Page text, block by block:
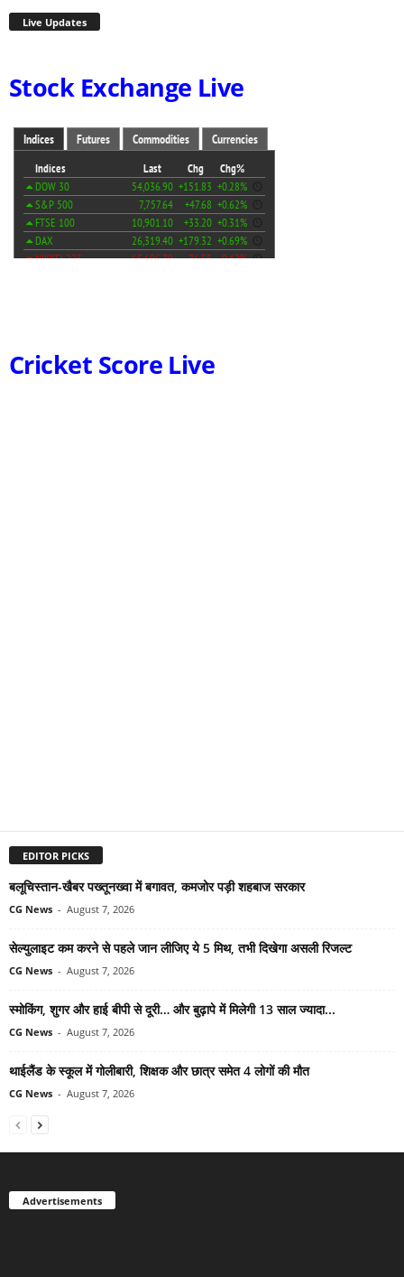
Live Updates
Stock Exchange Live
Cricket Score Live
EDITOR PICKS
बलूचिस्तान-खैबर पख्तूनख्वा में बगावत, कमजोर पड़ी शहबाज सरकार
CG News - August 7, 2026
सेल्युलाइट कम करने से पहले जान लीजिए ये 5 मिथ, तभी दिखेगा असली रिजल्ट
CG News - August 7, 2026
स्मोकिंग, शुगर और हाई बीपी से दूरी… और बुढ़ापे में मिलेगी 13 साल ज्यादा...
CG News - August 7, 2026
थाईलैंड के स्कूल में गोलीबारी, शिक्षक और छात्र समेत 4 लोगों की मौत
CG News - August 7, 2026
Advertisements